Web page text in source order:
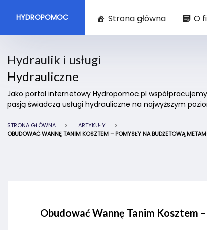
HYDROPOMOC Strona główna O
Hydraulik i usługi
Hydrauliczne
Jako portal internetowy Hydropomoc.pl
pasją świadczą usługi hydrauliczne na najwyższym
STRONA GŁÓWNA > ARTYKUŁY
>
OBUDOWAĆ WANNĘ TANIM KOSZTEM – POMYSŁY NA BUDŻETOWĄ
Obudować Wannę Tanim Kosztem